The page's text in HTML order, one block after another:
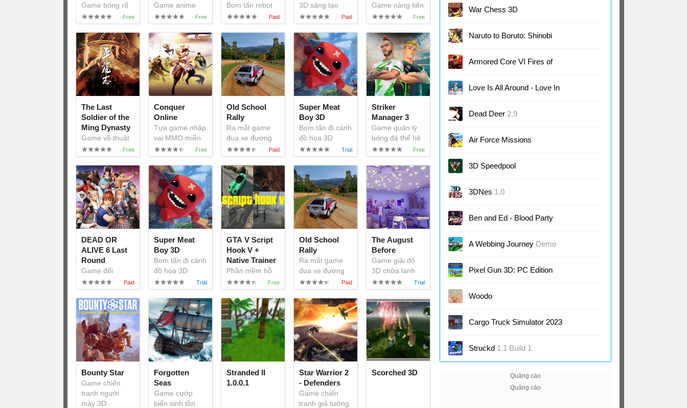
Game bóng rổ
3D miễn phí
Game anime
nhịp điệu sôi
động
Bom tấn robot
đại chiến của
Bandai Namco
3D sáng tạo
Game nàng tiên
cá khám phá
đại dương
The Last
Soldier of the
Ming Dynasty
Game võ thuật
Trung Hoa 3D
ngoạn mục
Conquer
Online
Tựa game nhập
vai MMO miễn
phí
Old School
Rally
Ra mắt game
đua xe đường
trường hoài cổ
Super Meat
Boy 3D
Bom tấn đi cảnh
đồ họa 3D
Striker
Manager 3
Game quản lý
bóng đá thế hệ
mới
DEAD OR
ALIVE 6 Last
Round
Game đối
kháng 3D DOA6
Super Meat
Boy 3D
Bom tấn đi cảnh
đồ họa 3D
GTA V Script
Hook V +
Native Trainer
Phần mềm hỗ
trợ chơi game
Grand Theft
Auto V
Old School
Rally
Ra mắt game
đua xe đường
trường hoài cổ
The August
Before
Game giải đố
3D chữa lành
Bounty Star
Game chiến
tranh người
máy 3D
Forgotten
Seas
Game cướp
biển sinh tồn
Stranded II
1.0.0.1
Star Warrior 2
- Defenders
Game chiến
tranh giả tưởng
Scorched 3D
4.0
War Chess 3D
Naruto to Boruto: Shinobi
Striker
Armored Core VI Fires of
Rubicon 1.0
Love Is All Around - Love In
The Room
Dead Deer 2.9
Air Force Missions
3D Speedpool
3DNes 1.0
Ben and Ed - Blood Party
A Webbing Journey Demo
Pixel Gun 3D: PC Edition
24.3
Woodo
Cargo Truck Simulator 2023
Struckd 1.1 Build 1